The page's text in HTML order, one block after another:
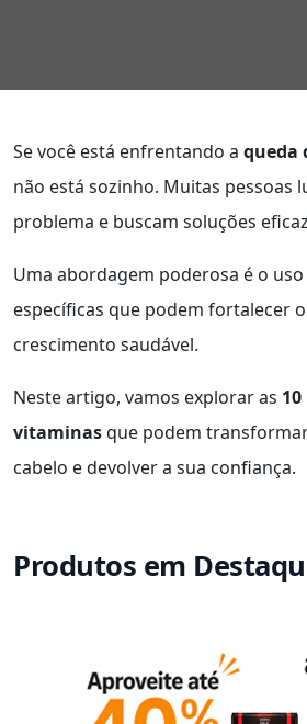
Se você está enfrentando a queda
não está sozinho. Muitas pessoas
problema e buscam soluções
Uma abordagem poderosa é o
específicas que podem fortalecer
crescimento saudável.
Neste artigo, vamos explorar as
vitaminasque podem
cabelo e devolver a sua confiança.
Produtos em